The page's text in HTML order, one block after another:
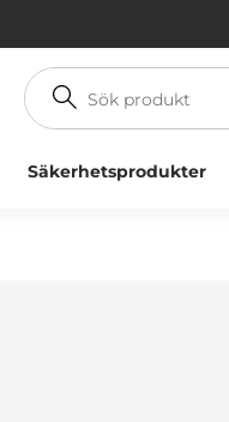
Sök
produkt
Säkerhetsprodukter